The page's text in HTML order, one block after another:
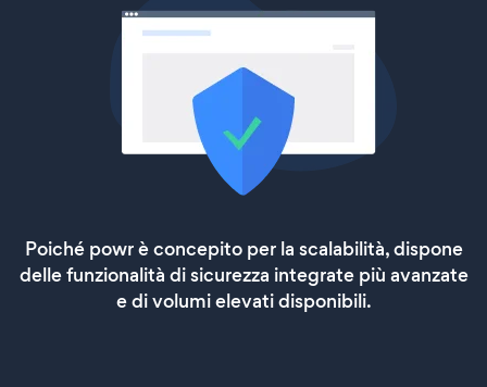
Poiché powr è concepito per la scalabilità, dispone
delle funzionalità di sicurezza integrate più avanzate
e di volumi elevati disponibili.